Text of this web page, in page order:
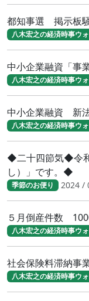
都知事選 掲示板
八木宏之の経済時事ウ
中小企業融資「事
八木宏之の経済時事ウ
中小企業融資 新
八木宏之の経済時事ウ
◆二十四節気◆令
し）」です。◆
季節のお便り 2024 /
５月倒産件数
八木宏之の経済時事ウ
社会保険料滞納事
八木宏之の経済時事ウ